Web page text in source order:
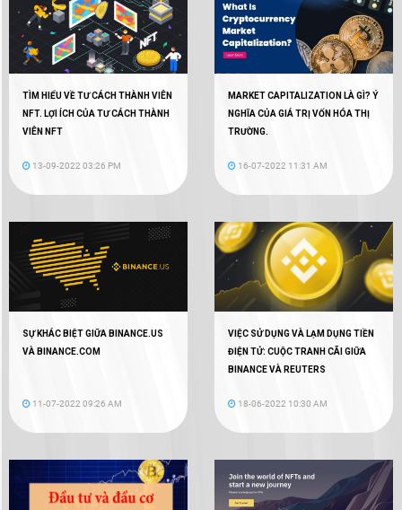
TÌM HIỂU VỀ TƯ CÁCH THÀNH VIÊN
NFT. LỢI ÍCH CỦA TƯ CÁCH THÀNH
VIÊN NFT
13-09-2022 03:26 PM
MARKET CAPITALIZATION LÀ GÌ? Ý
NGHĨA CỦA GIÁ TRỊ VỐN HÓA THỊ
TRƯỜNG.
16-07-2022 11:31 AM
SỰ KHÁC BIỆT GIỮA BINANCE.US
VÀ BINANCE.COM
11-07-2022 09:26 AM
VIỆC SỬ DỤNG VÀ LẠM DỤNG TIỀN
ĐIỆN TỬ: CUỘC TRANH CÃI GIỮA
BINANCE VÀ REUTERS
18-06-2022 10:30 AM